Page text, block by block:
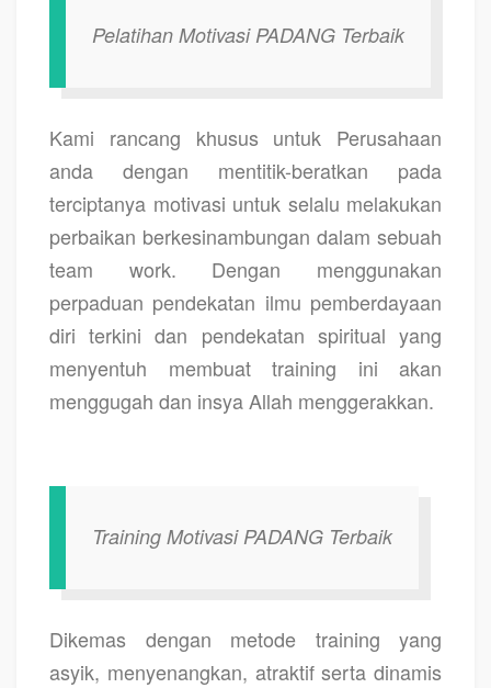
Pelatihan Motivasi PADANG Terbaik
Kami rancang khusus untuk Perusahaan
anda dengan mentitik-beratkan pada
terciptanya motivasi untuk selalu melakukan
perbaikan berkesinambungan dalam sebuah
team work. Dengan menggunakan
perpaduan pendekatan ilmu pemberdayaan
diri terkini dan pendekatan spiritual yang
menyentuh membuat training ini akan
menggugah dan insya Allah menggerakkan.
Training Motivasi PADANG Terbaik
Dikemas dengan metode training yang
asyik, menyenangkan, atraktif serta dinamis